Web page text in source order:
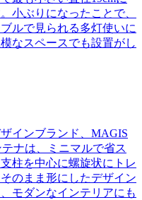
小ぶりになったことで、
ルで見られる多灯使いに
なスペースでも設置がし
インブランド、MAGIS
ナは、ミニマルで省ス
柱を中心に螺旋状にトレ
のまま形にしたデザイン
モダンなインテリアにも